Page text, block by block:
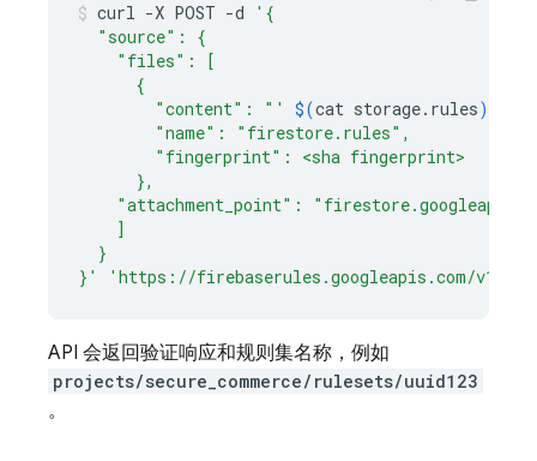
curl -X POST -d
'{
  "source": {
    "files": [
      {
        "content": "'
$(cat storage.rules)
        "name": "firestore.rules",
        "fingerprint": <sha fingerprint>
      },
"attachment_point":
    ]
  }
}'
'https://firebaserules.googleapis.com/v1/
API 会返回验证响应和规则集名称，例如
projects/secure_commerce/rulesets/uuid123
。